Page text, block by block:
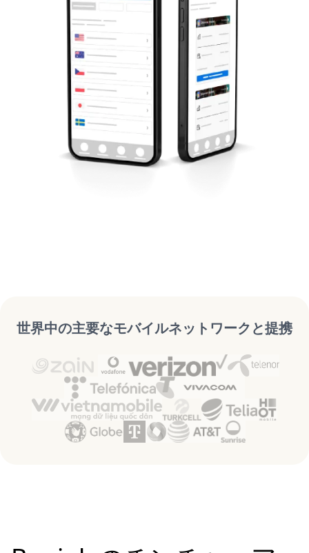
世界中の主要なモバイルネットワークと提携